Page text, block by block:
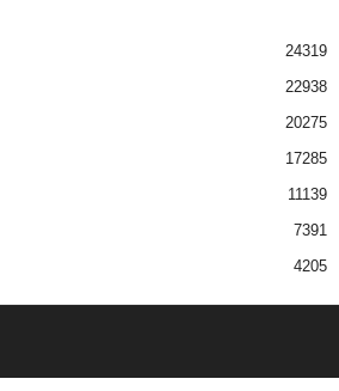
24319
22938
20275
17285
11139
7391
4205